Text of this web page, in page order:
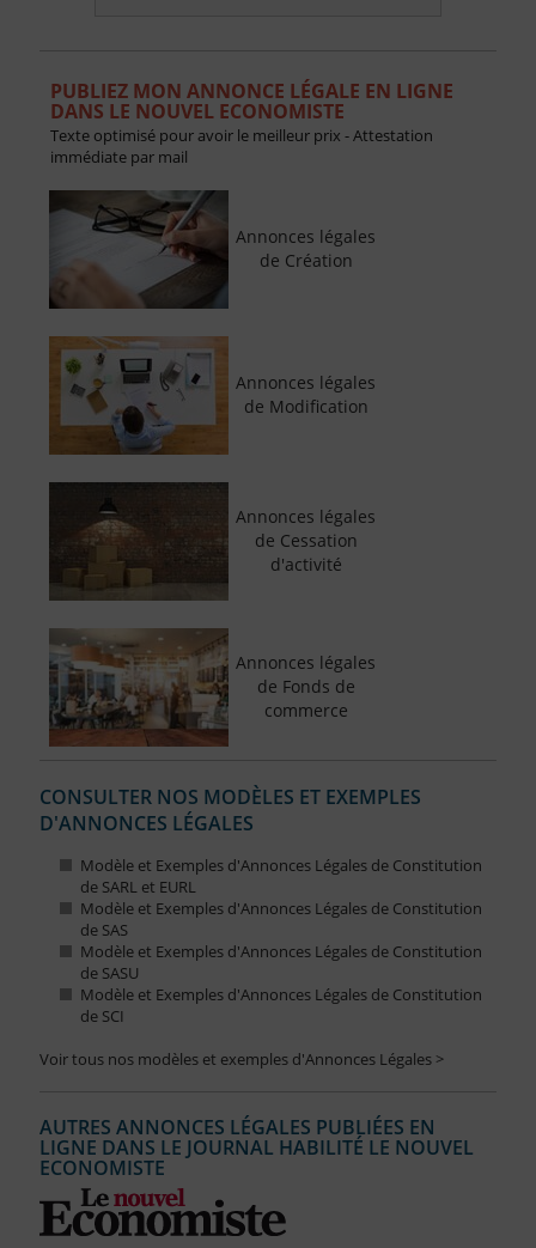
PUBLIEZ MON ANNONCE LÉGALE EN LIGNE
DANS LE NOUVEL ECONOMISTE
Texte optimisé pour avoir le meilleur prix - Attestation
immédiate par mail
Annonces légales
de Création
Annonces légales
de Modification
Annonces légales
de Cessation
d'activité
Annonces légales
de Fonds de
commerce
CONSULTER NOS MODÈLES ET EXEMPLES
D'ANNONCES LÉGALES
Modèle et Exemples d'Annonces Légales de Constitution
de SARL et EURL
Modèle et Exemples d'Annonces Légales de Constitution
de SAS
Modèle et Exemples d'Annonces Légales de Constitution
de SASU
Modèle et Exemples d'Annonces Légales de Constitution
de SCI
Voir tous nos modèles et exemples d'Annonces Légales >
AUTRES ANNONCES LÉGALES PUBLIÉES EN
LIGNE DANS LE JOURNAL HABILITÉ LE NOUVEL
ECONOMISTE